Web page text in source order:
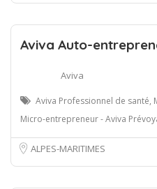
Aviva Auto-
Aviva
Aviva Professionnel de santé,
Micro-entrepreneur - Aviva
ALPES-MARITIMES